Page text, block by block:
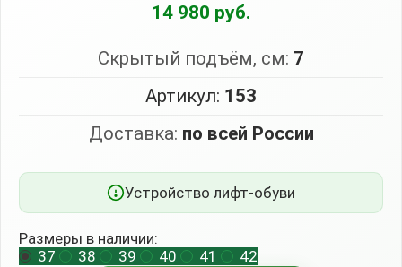
14 980 руб.
Скрытый подъём, см: 7
Артикул: 153
Доставка: по всей России
Устройство лифт-обуви
Размеры в наличии:
37
38 39 40 41
42